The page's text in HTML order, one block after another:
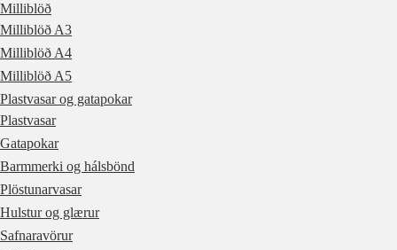
Milliblöð
Milliblöð A3
Milliblöð A4
Milliblöð A5
Plastvasar og gatapokar
Plastvasar
Gatapokar
Barmmerki og hálsbönd
Plöstunarvasar
Hulstur og glærur
Safnaravörur